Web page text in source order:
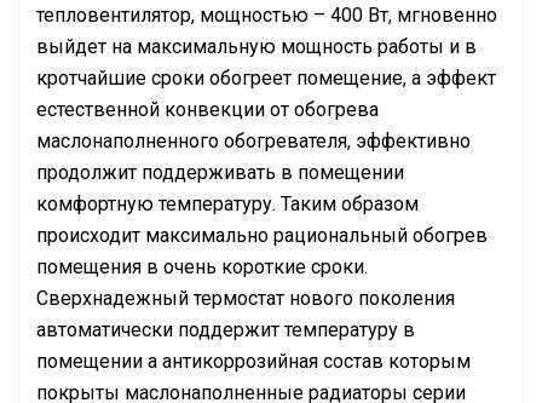
тепловентилятор, мощностью – 400 Вт, мгновенно
выйдет на максимальную мощность работы и в
кротчайшие сроки обогреет помещение, а эффект
естественной конвекции от обогрева
маслонаполненного обогревателя, эффективно
продолжит поддерживать в помещении
комфортную температуру. Таким образом
происходит максимально рациональный обогрев
помещения в очень короткие сроки.
Сверхнадежный термостат нового поколения
автоматически поддержит температуру в
помещении а антикоррозийная состав которым
покрыты маслонаполненные радиаторы серии